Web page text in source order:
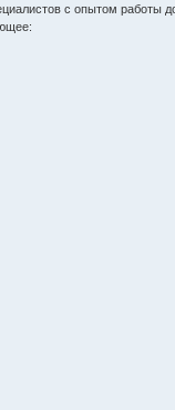
с опытом работы